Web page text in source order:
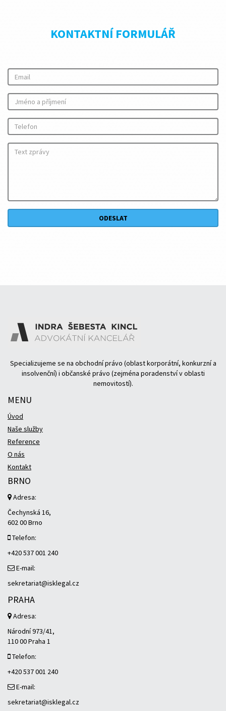
KONTAKTNÍ FORMULÁŘ
ODESLAT
Specializujeme se na obchodní právo (oblast korporátní, konkurzní a
insolvenční) i občanské právo (zejména poradenství v oblasti
nemovitostí).
MENU
Úvod
Naše služby
Reference
O nás
Kontakt
BRNO
Adresa:
Čechynská 16,
602 00 Brno
Telefon:
+420 537 001 240
E-mail:
sekretariat@isklegal.cz
PRAHA
Adresa:
Národní 973/41,
110 00 Praha 1
Telefon:
+420 537 001 240
E-mail:
sekretariat@isklegal.cz